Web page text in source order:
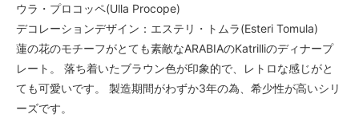
ウラ・プロコッペ(Ulla Procope)
デコレーションデザイン：エステリ・トムラ(Esteri Tomula)
蓮の花のモチーフがとても素敵なARABIAのKatrilliのディナープ
レート。 落ち着いたブラウン色が印象的で、レトロな感じがと
ても可愛いです。 製造期間がわずか3年の為、希少性が高いシリ
ーズです。